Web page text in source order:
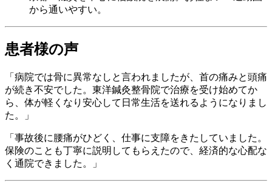
から通いやすい。
患者様の声
「病院では骨に異常なしと言われましたが、首の痛みと頭痛
が続き不安でした。東洋鍼灸整骨院で治療を受け始めてか
ら、体が軽くなり安心して日常生活を送れるようになりまし
た。」
「事故後に腰痛がひどく、仕事に支障をきたしていました。
保険のことも丁寧に説明してもらえたので、経済的な心配な
く通院できました。」